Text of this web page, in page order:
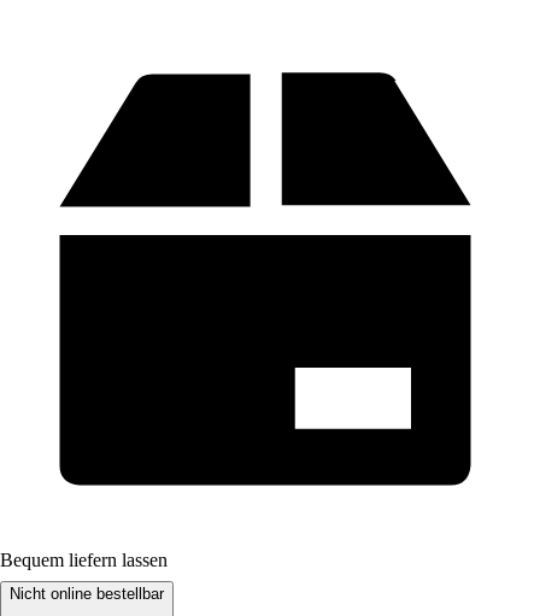
Bequem liefern lassen
Nicht online bestellbar